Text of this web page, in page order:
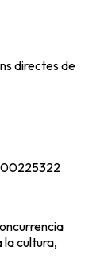
directes de
la cultura,